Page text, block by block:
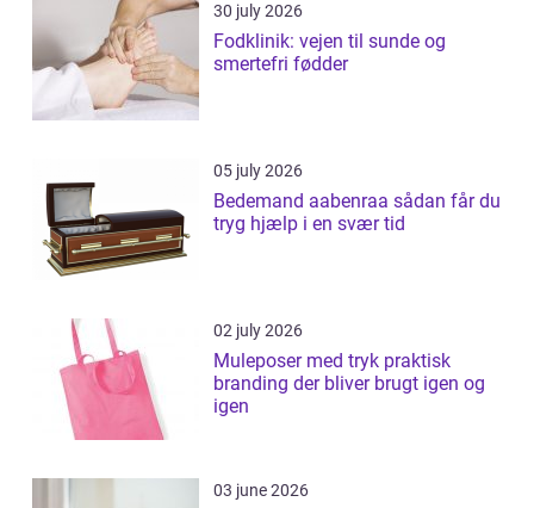
30 july 2026
Fodklinik: vejen til sunde og
smertefri fødder
05 july 2026
Bedemand aabenraa sådan får du
tryg hjælp i en svær tid
02 july 2026
Muleposer med tryk praktisk
branding der bliver brugt igen og
igen
03 june 2026